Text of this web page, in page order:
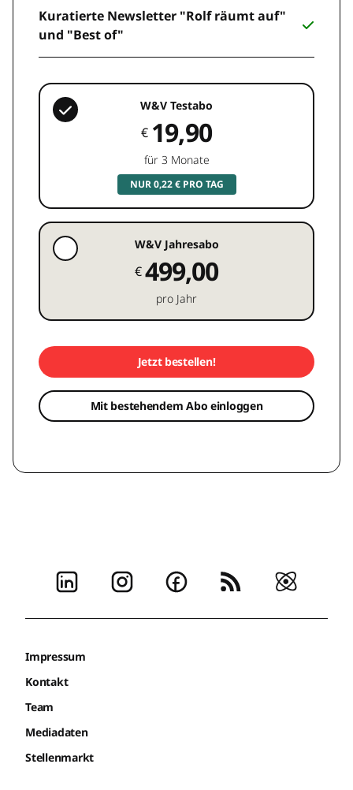
Kuratierte Newsletter "Rolf räumt auf"
und "Best of"
W&V Testabo
€ 19,90
für 3 Monate
NUR 0,22 € PRO TAG
W&V Jahresabo
€499,00
pro Jahr
Jetzt bestellen!
Mit bestehendem Abo einloggen
Impressum
Kontakt
Team
Mediadaten
Stellenmarkt